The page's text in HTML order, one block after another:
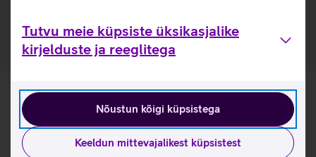
Tutvu meie küpsiste üksikasjalike
kirjelduste ja reeglitega
Nõustun kõigi küpsistega
Keeldun mittevajalikest küpsistest